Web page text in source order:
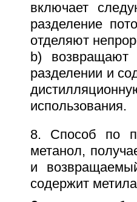
включает
разделение
отделяют
b) возвращают
разделении и
использования.
8. Способ по
метанол,
и
содержит